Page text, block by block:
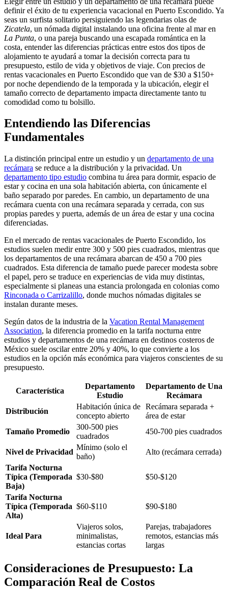
definir el éxito de tu experiencia vacacional en Puerto Escondido. Ya
seas un surfista solitario persiguiendo las legendarias olas de
Zicatela, un nómada digital instalando una oficina frente al mar en
La Punta, o una pareja buscando una escapada romántica en la
costa, entender las diferencias prácticas entre estos dos tipos de
alojamiento te ayudará a tomar la decisión correcta para tu
presupuesto, estilo de vida y objetivos de viaje. Con precios de
rentas vacacionales en Puerto Escondido que van de $30 a $150+
por noche dependiendo de la temporada y la ubicación, elegir el
tamaño correcto de departamento impacta directamente tanto tu
comodidad como tu bolsillo.
Entendiendo las Diferencias
Fundamentales
La distinción principal entre un estudio y un departamento de una
recámara se reduce a la distribución y la privacidad. Un
departamento tipo estudio combina tu área para dormir, espacio de
estar y cocina en una sola habitación abierta, con únicamente el
baño separado por paredes. En cambio, un departamento de una
recámara cuenta con una recámara separada y cerrada, con sus
propias paredes y puerta, además de un área de estar y una cocina
diferenciadas.
En el mercado de rentas vacacionales de Puerto Escondido, los
estudios suelen medir entre 300 y 500 pies cuadrados, mientras que
los departamentos de una recámara abarcan de 450 a 700 pies
cuadrados. Esta diferencia de tamaño puede parecer modesta sobre
el papel, pero se traduce en experiencias de vida muy distintas,
especialmente si planeas una estancia prolongada en colonias como
Rinconada o Carrizalillo, donde muchos nómadas digitales se
instalan durante meses.
Según datos de la industria de la Vacation Rental Management
Association, la diferencia promedio en la tarifa nocturna entre
estudios y departamentos de una recámara en destinos costeros de
México suele oscilar entre 20% y 40%, lo que convierte a los
estudios en la opción más económica para viajeros conscientes de su
presupuesto.
Característica
Departamento
Estudio
Departamento de Una
Recámara
Distribución
Habitación única de
concepto abierto
Recámara separada +
área de estar
Tamaño Promedio
300-500 pies
cuadrados
450-700 pies cuadrados
Nivel de Privacidad
Mínimo (solo el
baño)
Alto (recámara cerrada)
Tarifa Nocturna
Típica (Temporada
Baja)
$30-$80 $50-$120
Tarifa Nocturna
Típica (Temporada
Alta)
$60-$110 $90-$180
Ideal Para
Viajeros solos,
minimalistas,
estancias cortas
Parejas, trabajadores
remotos, estancias más
largas
Consideraciones de Presupuesto: La
Comparación Real de Costos